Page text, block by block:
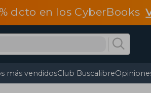
dcto en los CyberBooks
más vendidosClub Buscalibre